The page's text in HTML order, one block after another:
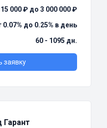
000 ₽ до 3 000 000 ₽
0.07% до 0.25% в день
60 - 1095 дн.
заявку